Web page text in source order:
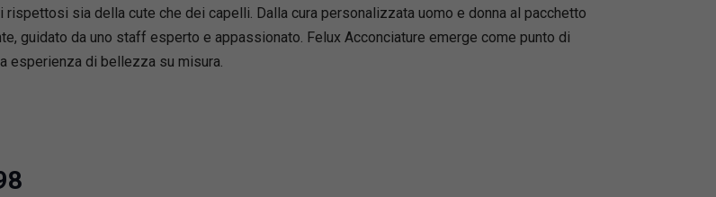
sia della cute che dei capelli. Dalla cura personalizzata uomo e donna al pacchetto
guidato da uno staff esperto e appassionato. Felux Acconciature emerge come punto di
esperienza di bellezza su misura.